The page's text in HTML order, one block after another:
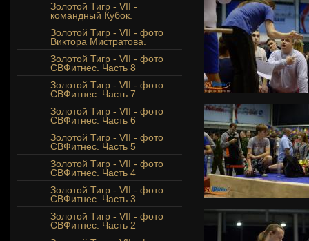
Золотой Тигр - VII -
командный Кубок.
Золотой Тигр - VII - фото
Виктора Мистратова.
Золотой Тигр - VII - фото
СВФитнес. Часть 8
Золотой Тигр - VII - фото
СВФитнес. Часть 7
Золотой Тигр - VII - фото
СВФитнес. Часть 6
Золотой Тигр - VII - фото
СВФитнес. Часть 5
Золотой Тигр - VII - фото
СВФитнес. Часть 4
Золотой Тигр - VII - фото
СВФитнес. Часть 3
Золотой Тигр - VII - фото
СВФитнес. Часть 2